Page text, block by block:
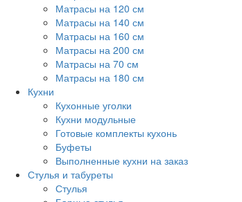
Матрасы на 120 см
Матрасы на 140 см
Матрасы на 160 см
Матрасы на 200 см
Матрасы на 70 см
Матрасы на 180 см
Кухни
Кухонные уголки
Кухни модульные
Готовые комплекты кухонь
Буфеты
Выполненные кухни на заказ
Стулья и табуреты
Стулья